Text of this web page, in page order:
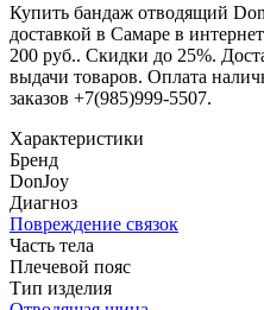
Купить бандаж отводящий
доставкой в Самаре в
200 руб.. Скидки до 25%.
выдачи товаров. Оплата
заказов +7(985)999-5507.
Характеристики
Бренд
DonJoy
Диагноз
Повреждение связок
Часть тела
Плечевой пояс
Тип изделия